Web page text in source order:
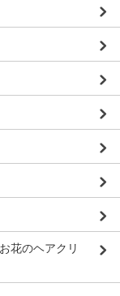
花のヘアクリ